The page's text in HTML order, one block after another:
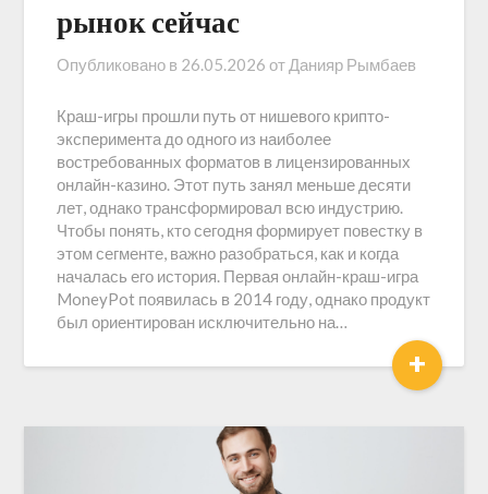
рынок сейчас
Опубликовано в 26.05.2026 от Данияр Рымбаев
Краш-игры прошли путь от нишевого крипто-
эксперимента до одного из наиболее
востребованных форматов в лицензированных
онлайн-казино. Этот путь занял меньше десяти
лет, однако трансформировал всю индустрию.
Чтобы понять, кто сегодня формирует повестку в
этом сегменте, важно разобраться, как и когда
началась его история. Первая онлайн-краш-игра
MoneyPot появилась в 2014 году, однако продукт
был ориентирован исключительно на…
+